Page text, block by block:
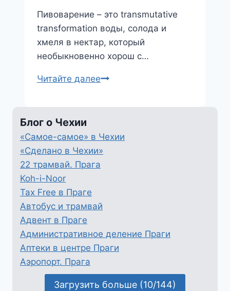
Пивоварение – это transmutative
transformation воды, солода и
хмеля в нектар, который
необыкновенно хорош с…
Читайте далееПивоварение
Блог о Чехии
«Самое-самое» в Чехии
«Сделано в Чехии»
22 трамвай. Прага
Koh-i-Noor
Tax Free в Праге
Автобус и трамвай
Адвент в Праге
Административное деление Праги
Аптеки в центре Праги
Аэропорт. Прага
Загрузить больше (10/144)